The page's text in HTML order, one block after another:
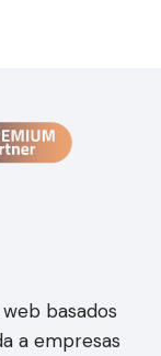
basados
a empresas